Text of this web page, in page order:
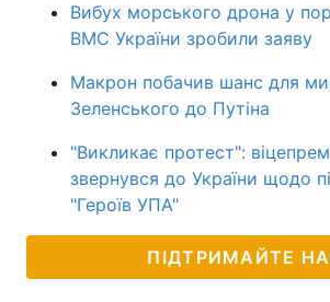
Вибух морського дрона у
ВМС України зробили заяву
Макрон побачив шанс для
Зеленського до Путіна
"Викликає протест":
звернувся до України щодо
"Героїв УПА"
ПІДТРИМАЙТЕ